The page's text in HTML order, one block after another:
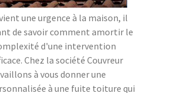
une urgence à la maison, il
de savoir comment amortir le
d'une intervention
Chez la société Couvreur
à vous donner une
à une fuite toiture qui